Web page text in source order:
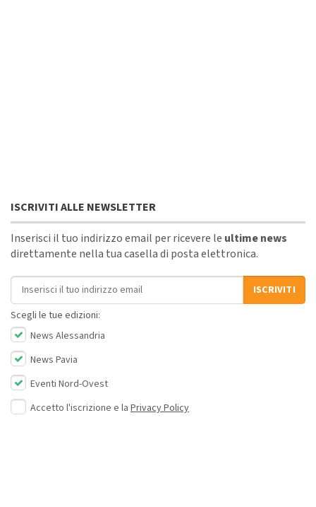
ISCRIVITI ALLE NEWSLETTER
Inserisci il tuo indirizzo email per ricevere le ultime news
direttamente nella tua casella di posta elettronica.
Indirizzo email
ISCRIVITI
Scegli le tue edizioni:
News Alessandria
News Pavia
Eventi Nord-Ovest
Accetto l'iscrizione e la Privacy Policy